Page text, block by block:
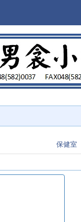
保健室